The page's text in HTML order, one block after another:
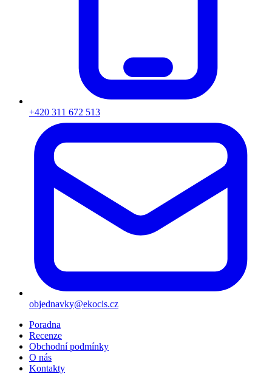
+420 311 672 513
objednavky@ekocis.cz
Poradna
Recenze
Obchodní podmínky
O nás
Kontakty